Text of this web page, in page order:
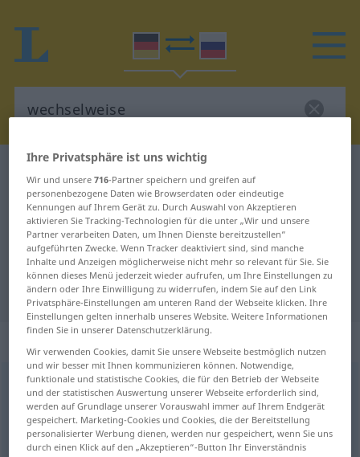
Deutsch-Russisch Übersetzung für
"wechselweise"
"wechselweise" Russisch
Übersetzung
: Adverb
wechselweiseadv
Übersicht aller Übersetzungen
(Für mehr Details die Übersetzung anklicken/antippen)
Ihre Privatsphäre ist uns wichtig
Wir und unsere716-Partner speichern und greifen auf
personenbezogene Daten wie Browserdaten oder eindeutige
Kennungen auf Ihrem Gerät zu. Durch Auswahl von Akzeptieren
aktivieren Sie Tracking-Technologien für die unter „Wir und unsere
Partner verarbeiten Daten, um Ihnen Dienste bereitzustellen“
aufgeführten Zwecke. Wenn Tracker deaktiviert sind, sind manche
Inhalte und Anzeigen möglicherweise nicht mehr so relevant für Sie. Sie
können dieses Menü jederzeit wieder aufrufen, um Ihre Einstellungen zu
ändern oder Ihre Einwilligung zu widerrufen, indem Sie auf den Link
Privatsphäre-Einstellungen am unteren Rand der Webseite klicken. Ihre
Einstellungen gelten innerhalb unseres Website. Weitere Informationen
finden Sie in unserer Datenschutzerklärung.
Wir verwenden Cookies, damit Sie unsere Webseite bestmöglich nutzen
und wir besser mit Ihnen kommunizieren können. Notwendige,
funktionale und statistische Cookies, die für den Betrieb der Webseite
und der statistischen Auswertung unserer Webseite erforderlich sind,
werden auf Grundlage unserer Vorauswahl immer auf Ihrem Endgerät
gespeichert. Marketing-Cookies und Cookies, die der Bereitstellung
personalisierter Werbung dienen, werden nur gespeichert, wenn Sie uns
durch einen Klick auf den „Akzeptieren“-Button Ihr Einverständnis